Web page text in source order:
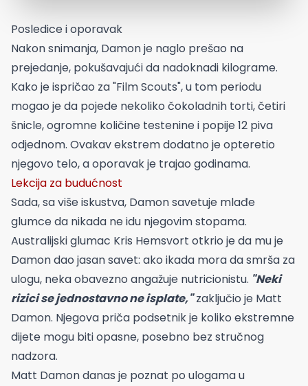
Posledice i oporavak
Nakon snimanja, Damon je naglo prešao na
prejedanje, pokušavajući da nadoknadi kilograme.
Kako je ispričao za "Film Scouts", u tom periodu
mogao je da pojede nekoliko čokoladnih torti, četiri
šnicle, ogromne količine testenine i popije 12 piva
odjednom. Ovakav ekstrem dodatno je opteretio
njegovo telo, a oporavak je trajao godinama.
Lekcija za budućnost
Sada, sa više iskustva, Damon savetuje mlađe
glumce da nikada ne idu njegovim stopama.
Australijski glumac Kris Hemsvort otkrio je da mu je
Damon dao jasan savet: ako ikada mora da smrša za
ulogu, neka obavezno angažuje nutricionistu. "Neki
rizici se jednostavno ne isplate,"zaključio je Matt
Damon. Njegova priča podsetnik je koliko ekstremne
dijete mogu biti opasne, posebno bez stručnog
nadzora.
Matt Damon danas je poznat po ulogama u